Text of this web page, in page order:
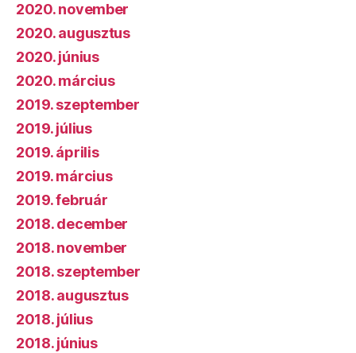
2020. november
2020. augusztus
2020. június
2020. március
2019. szeptember
2019. július
2019. április
2019. március
2019. február
2018. december
2018. november
2018. szeptember
2018. augusztus
2018. július
2018. június